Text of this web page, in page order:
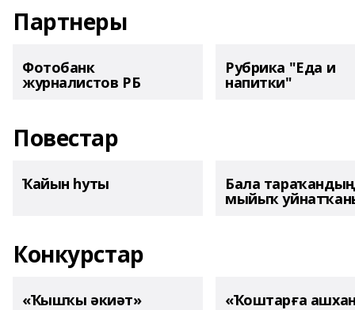
Партнеры
Фотобанк
журналистов РБ
Рубрика "Еда и
напитки"
Повестар
Ҡайын һуты Бала тараҡандың
мыйыҡ
Конкурстар
«Ҡышҡы әкиәт» «Ҡоштарға